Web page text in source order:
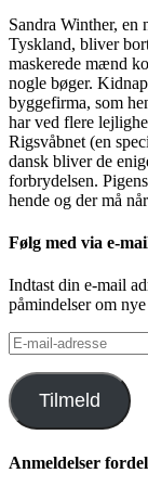
Sandra Winther,
Tyskland, bliver
maskerede mænd
nogle bøger.
byggefirma, som
har ved flere
Rigsvåbnet (en
dansk bliver de
forbrydelsen.
hende og der må
Følg med via e-
Indtast din e-mail
påmindelser om
E-
mail-
adresse
Tilmeld
Anmeldelser